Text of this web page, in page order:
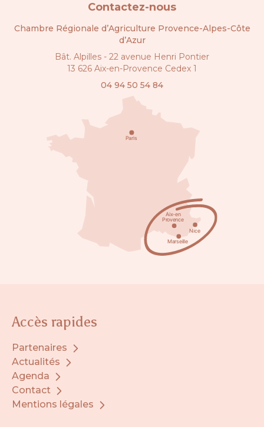
Contactez-nous
Chambre Régionale d’Agriculture Provence-Alpes-Côte
d’Azur
Bât. Alpilles - 22 avenue Henri Pontier
13 626 Aix-en-Provence Cedex 1
04 94 50 54 84
Accès rapides
Partenaires
Actualités
Agenda
Contact
Mentions légales